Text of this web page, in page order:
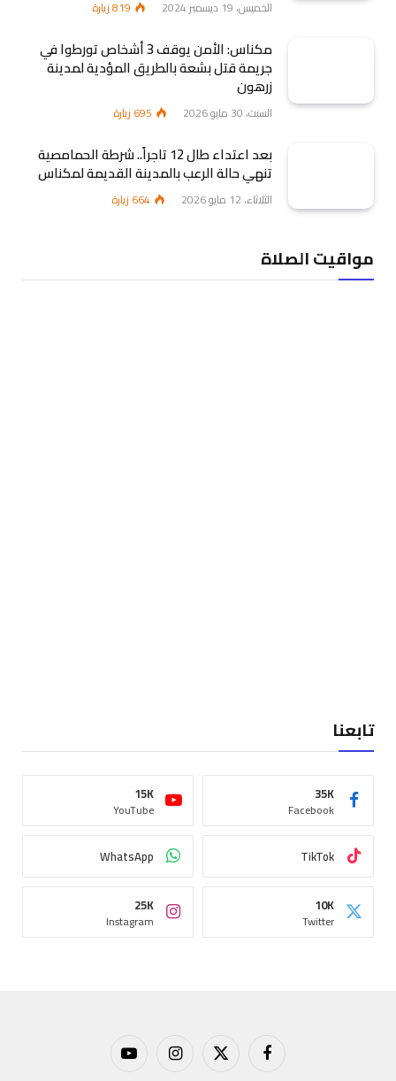
الخميس، 19 ديسمبر 2024 819زيارة
مكناس: الأمن يوقف 3 أشخاص تورطوا في
جريمة قتل بشعة بالطريق المؤدية لمدينة
زرهون
السبت، 30 مايو 2026 695 زيارة
بعد اعتداء طال 12 تاجراً.. شرطة الحمامصية
تنهي حالة الرعب بالمدينة القديمة لمكناس
الثلاثاء، 12 مايو 2026 664 زيارة
مواقيت الصلاة
تابعنا
Facebook
35K
YouTube
15K
TikTok
WhatsApp
Twitter
10K
Instagram
25K
فيسبوك X الانستغراميوتيوب